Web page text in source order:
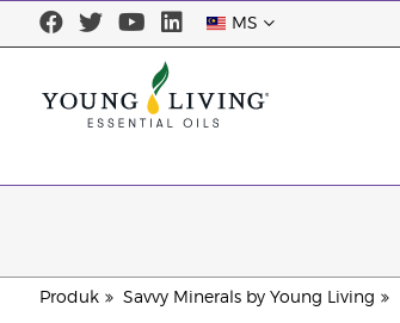
MS
Produk Savvy Minerals by Young Living